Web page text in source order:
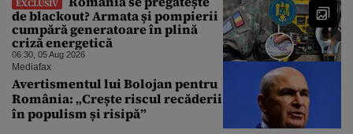
EXCLUSIV
de blackout? Armata și pompierii
cumpără generatoare în plină
criză energetică
06:30, 05 Aug 2026
Mediafax
Avertismentul lui Bolojan pentru
România: „Crește riscul recăderii
în populism și risipă”